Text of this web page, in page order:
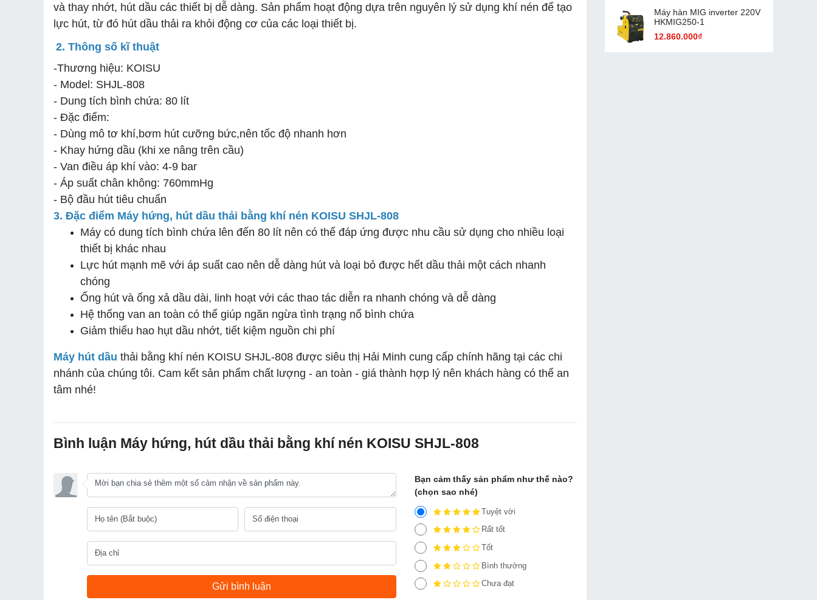
và thay nhớt, hút dầu các thiết bị dễ dàng. Sản phẩm hoạt động dựa trên nguyên lý sử dụng khí nén để tạo
lực hút, từ đó hút dầu thải ra khỏi động cơ của các loại thiết bị.
2. Thông số kĩ thuật
-Thương hiệu: KOISU
- Model: SHJL-808
- Dung tích bình chứa: 80 lít
- Đặc điểm:
- Dùng mô tơ khí,bơm hút cưỡng bức,nên tốc độ nhanh hơn
- Khay hứng dầu (khi xe nâng trên cầu)
- Van điều áp khí vào: 4-9 bar
- Áp suất chân không: 760mmHg
- Bộ đầu hút tiêu chuẩn
3. Đặc điểm Máy hứng, hút dầu thải bằng khí nén KOISU SHJL-808
Máy có dung tích bình chứa lên đến 80 lít nên có thể đáp ứng được nhu cầu sử dụng cho nhiều loại
thiết bị khác nhau
Lực hút mạnh mẽ với áp suất cao nên dễ dàng hút và loại bỏ được hết dầu thải một cách nhanh
chóng
Ống hút và ống xả dầu dài, linh hoạt với các thao tác diễn ra nhanh chóng và dễ dàng
Hệ thống van an toàn có thể giúp ngăn ngừa tình trạng nổ bình chứa
Giảm thiểu hao hụt dầu nhớt, tiết kiệm nguồn chi phí
Máy hút dầu thải bằng khí nén KOISU SHJL-808 được siêu thị Hải Minh cung cấp chính hãng tại các chi
nhánh của chúng tôi. Cam kết sản phẩm chất lượng - an toàn - giá thành hợp lý nên khách hàng có thể an
tâm nhé!
Bình luận Máy hứng, hút dầu thải bằng khí nén KOISU SHJL-808
Bạn cảm thấy sản phẩm như thế nào?
(chọn sao nhé)
Tuyệt vời
Rất tốt
Tốt
Bình thường
Chưa đạt
Máy hàn MIG inverter 220V
HKMIG250-1
12.860.000₫